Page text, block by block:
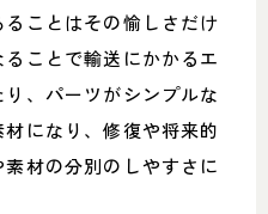
ことはその愉しさだけ
ことで輸送にかかるエ
、パーツがシンプルな
になり、修復や将来的
材の分別のしやすさに